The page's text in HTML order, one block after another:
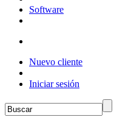
Software
Nuevo cliente
Iniciar sesión